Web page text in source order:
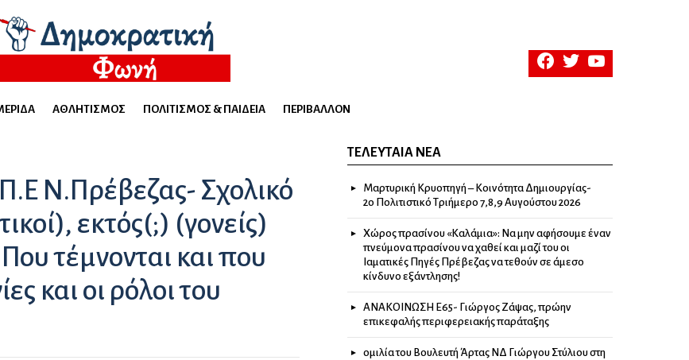
facebooktwitteryoutube
ΑΘΛΗΤΙΣΜΌΣ ΠΟΛΙΤΙΣΜΌΣ & ΠΑΙΔΕΊΑ ΠΕΡΙΒΆΛΛΟΝ
Ν.Πρέβεζας- Σχολικό
εκτός(;) (γονείς)
τέμνονται και που
και οι ρόλοι του
ΤΕΛΕΥΤΑΊΑ ΝΈΑ
Μαρτυρική Κρυοπηγή – Κοινότητα Δημιουργίας-
2ο Πολιτιστικό Τριήμερο 7,8,9 Αυγούστου 2026
Χώρος πρασίνου «Καλάμια»: Να μην αφήσουμε έναν
πνεύμονα πρασίνου να χαθεί και μαζί του οι
Ιαματικές Πηγές Πρέβεζας να τεθούν σε άμεσο
κίνδυνο εξάντλησης!
ΑΝΑΚΟΙΝΩΣΗ Ε65- Γιώργος Ζάψας, πρώην
επικεφαλής περιφερειακής παράταξης
ομιλία του Βουλευτή Άρτας ΝΔ Γιώργου Στύλιου στη